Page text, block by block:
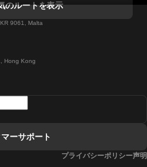
ルウェイまでの列車
ポリまでの列車
のルートを表示
9061, Malta
Hong Kong
ーサポート
プライバシーポリシー声明